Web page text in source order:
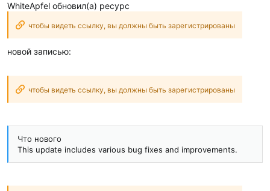
WhiteApfel обновил(а) ресурс
чтобы видеть ссылку, вы должны быть зарегистрированы
новой записью:
чтобы видеть ссылку, вы должны быть зарегистрированы
Что нового
This update includes various bug fixes and improvements.